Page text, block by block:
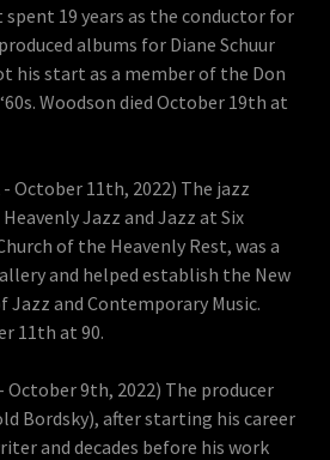
19 years as the conductor for
albums for Diane Schuur
his start as a member of the Don
Woodson died October 19th at
- October 11th, 2022) The jazz
Jazz and Jazz at Six
of the Heavenly Rest, was a
and helped establish the New
Jazz and Contemporary Music.
11th at 90.
October 9th, 2022) The producer
Bordsky), after starting his career
and decades before his work